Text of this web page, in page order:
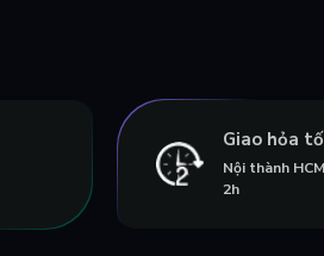
Giao hỏa
Nội thành
2h